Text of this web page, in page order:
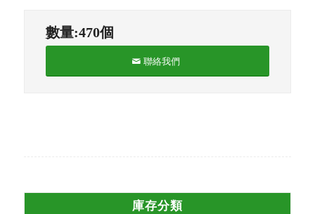
數量:470個
聯絡我們
庫存分類